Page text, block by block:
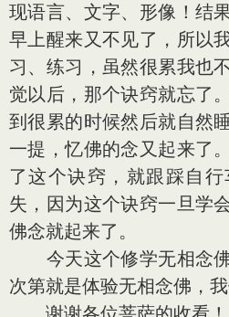
现语言、文字、形像！结
早上醒来又不见了，所以
习、练习，虽然很累我也
觉以后，那个诀窍就忘了
到很累的时候然后就自然
一提，忆佛的念又起来了
了这个诀窍，就跟踩自
失，因为这个诀窍一旦学
佛念就起来了。
今天这个修学无相念佛
次第就是体验无相念佛，我